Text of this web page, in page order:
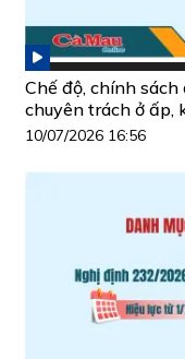
Chế độ, chính
chuyên trách ở ấp,
10/07/2026 16:56